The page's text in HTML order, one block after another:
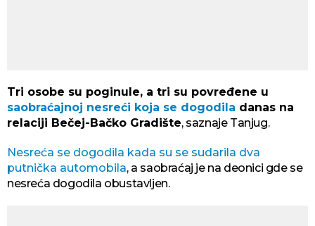
Tri osobe su poginule, a tri su povređene u
saobraćajnoj nesreći koja se dogodila danas na
relaciji Bečej-Bačko Gradište, saznaje Tanjug.
Nesreća se dogodila kada su se sudarila dva
putnička automobila, a saobraćaj je na deonici gde se
nesreća dogodila obustavljen.